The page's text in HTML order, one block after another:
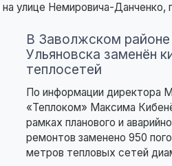
улице Немировича-
В Заволжском районе
Ульяновска заменён
теплосетей
По информации директора
«Теплоком» Максима
рамках планового и
ремонтов заменено 950
метров тепловых сетей